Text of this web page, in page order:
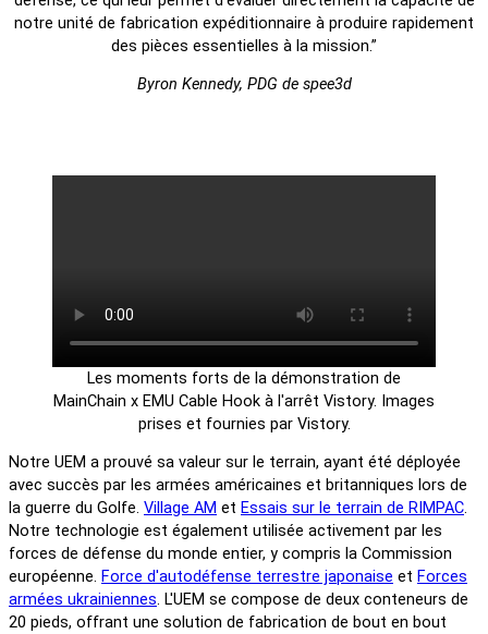
notre unité de fabrication expéditionnaire à produire rapidement
des pièces essentielles à la mission.”
Byron Kennedy, PDG de spee3d
Les moments forts de la démonstration de
MainChain x EMU Cable Hook à l'arrêt Vistory. Images
prises et fournies par Vistory.
Notre UEM a prouvé sa valeur sur le terrain, ayant été déployée
avec succès par les armées américaines et britanniques lors de
la guerre du Golfe. Village AM et Essais sur le terrain de RIMPAC.
Notre technologie est également utilisée activement par les
forces de défense du monde entier, y compris la Commission
européenne. Force d'autodéfense terrestre japonaise et Forces
armées ukrainiennes. L'UEM se compose de deux conteneurs de
20 pieds, offrant une solution de fabrication de bout en bout